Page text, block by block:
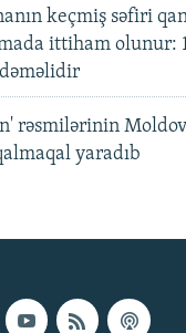
keçmiş səfiri
ittiham olunur:
rəsmilərinin
yaradıb